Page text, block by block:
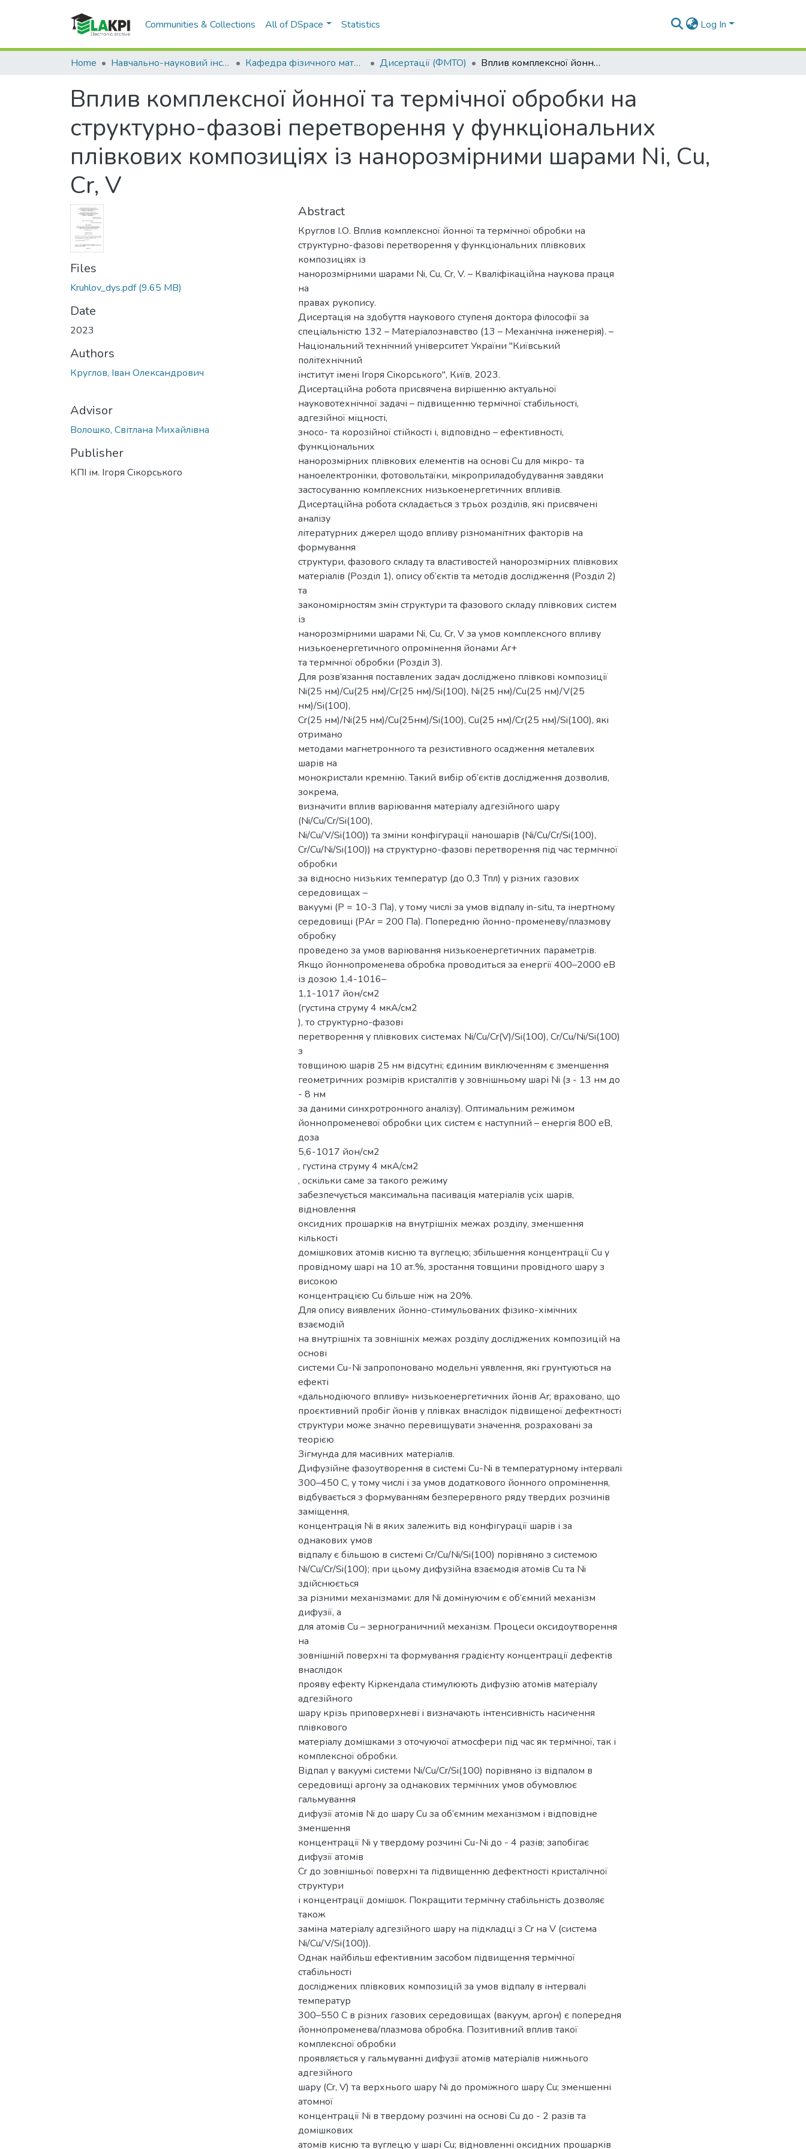
Communities & Collections All of DSpace Statistics Log In
Home Навчально-науковий інститут матеріалознавства та зварювання ім. Є.О. Патона (НН ІМЗ ім. Є.О. Патона) Кафедра фізичного матеріалознавства та термічної обробки (ФМТО) Дисертації (ФМТО) Вплив комплексної йонної та термічної обробки на структурно-фазові перетворення у функціональних плівкових композиціях із нанорозмірними шарами Ni, Cu, Cr, V
Вплив комплексної йонної та термічної обробки на
структурно-фазові перетворення у функціональних
плівкових композиціях із нанорозмірними шарами Ni, Cu,
Cr, V
Files
Kruhlov_dys.pdf(9.65 MB)
Date
2023
Authors
Круглов, Іван Олександрович
Advisor
Волошко, Світлана Михайлівна
Publisher
КПІ ім. Ігоря Сікорського
Abstract
Круглов І.О. Вплив комплексної йонної та термічної обробки на
структурно-фазові перетворення у функціональних плівкових
композиціях із
нанорозмірними шарами Ni, Cu, Cr, V. – Кваліфікаційна наукова праця
на
правах рукопису.
Дисертація на здобуття наукового ступеня доктора філософії за
спеціальністю 132 – Матеріалознавство (13 – Механічна інженерія). –
Національний технічний університет України "Київський
політехнічний
інститут імені Ігоря Сікорського", Київ, 2023.
Дисертаційна робота присвячена вирішенню актуальної
науковотехнічної задачі – підвищенню термічної стабільності,
адгезійної міцності,
зносо- та корозійної стійкості і, відповідно – ефективності,
функціональних
нанорозмірних плівкових елементів на основі Cu для мікро- та
наноелектроніки, фотовольтаїки, мікроприладобудування завдяки
застосуванню комплексних низькоенергетичних впливів.
Дисертаційна робота складається з трьох розділів, які присвячені
аналізу
літературних джерел щодо впливу різноманітних факторів на
формування
структури, фазового складу та властивостей нанорозмірних плівкових
матеріалів (Розділ 1), опису об’єктів та методів дослідження (Розділ 2)
та
закономірностям змін структури та фазового складу плівкових систем
із
нанорозмірними шарами Ni, Cu, Cr, V за умов комплексного впливу
низькоенергетичного опромінення йонами Ar+
та термічної обробки (Розділ 3).
Для розв’язання поставлених задач досліджено плівкові композиції
Ni(25 нм)/Cu(25 нм)/Cr(25 нм)/Si(100), Ni(25 нм)/Cu(25 нм)/V(25
нм)/Si(100),
Cr(25 нм)/Ni(25 нм)/Cu(25нм)/Si(100), Cu(25 нм)/Cr(25 нм)/Si(100), які
отримано
методами магнетронного та резистивного осадження металевих
шарів на
монокристали кремнію. Такий вибір об’єктів дослідження дозволив,
зокрема,
визначити вплив варіювання матеріалу адгезійного шару
(Ni/Cu/Cr/Si(100),
Ni/Cu/V/Si(100)) та зміни конфігурації наношарів (Ni/Cu/Cr/Si(100),
Cr/Cu/Ni/Si(100)) на структурно-фазові перетворення під час термічної
обробки
за відносно низьких температур (до 0,3 Тпл) у різних газових
середовищах –
вакуумі (Р = 10-3 Па), у тому числі за умов відпалу in-situ, та інертному
середовищі (РAr = 200 Па). Попередню йонно-променеву/плазмову
обробку
проведено за умов варіювання низькоенергетичних параметрів.
Якщо йоннопроменева обробка проводиться за енергії 400–2000 еВ
із дозою 1,4-1016–
1,1-1017 йон/см2
(густина струму 4 мкA/cм2
), то структурно-фазові
перетворення у плівкових системах Ni/Cu/Cr(V)/Si(100), Cr/Cu/Ni/Si(100)
з
товщиною шарів 25 нм відсутні; єдиним виключенням є зменшення
геометричних розмірів кристалітів у зовнішньому шарі Ni (з - 13 нм до
- 8 нм
за даними синхротронного аналізу). Оптимальним режимом
йоннопроменевої обробки цих систем є наступний – енергія 800 еВ,
доза
5,6-1017 йон/см2
, густина струму 4 мкA/cм2
, оскільки саме за такого режиму
забезпечується максимальна пасивація матеріалів усіх шарів,
відновлення
оксидних прошарків на внутрішніх межах розділу, зменшення
кількості
домішкових атомів кисню та вуглецю; збільшення концентрації Cu у
провідному шарі на 10 ат.%, зростання товщини провідного шару з
високою
концентрацією Cu більше ніж на 20%.
Для опису виявлених йонно-стимульованих фізико-хімічних
взаємодій
на внутрішніх та зовнішніх межах розділу досліджених композицій на
основі
системи Cu-Ni запропоновано модельні уявлення, які грунтуються на
ефекті
«дальнодіючого впливу» низькоенергетичних йонів Ar; враховано, що
проєктивний пробіг йонів у плівках внаслідок підвищеної дефектності
структури може значно перевищувати значення, розраховані за
теорією
Зігмунда для масивних матеріалів.
Дифузійне фазоутворення в системі Cu-Ni в температурному інтервалі
300–450 C, у тому числі і за умов додаткового йонного опромінення,
відбувається з формуванням безперервного ряду твердих розчинів
заміщення,
концентрація Ni в яких залежить від конфігурації шарів і за
однакових умов
відпалу є більшою в системі Cr/Cu/Ni/Si(100) порівняно з системою
Ni/Cu/Cr/Si(100); при цьому дифузійна взаємодія атомів Cu та Ni
здійснюється
за різними механізмами: для Ni домінуючим є об’ємний механізм
дифузії, а
для атомів Cu – зернограничний механізм. Процеси оксидоутворення
на
зовнішній поверхні та формування градієнту концентрації дефектів
внаслідок
прояву ефекту Кіркендала стимулюють дифузію атомів матеріалу
адгезійного
шару крізь приповерхневі і визначають інтенсивність насичення
плівкового
матеріалу домішками з оточуючої атмосфери під час як термічної, так і
комплексної обробки.
Відпал у вакуумі системи Ni/Cu/Cr/Si(100) порівняно із відпалом в
середовищі аргону за однакових термічних умов обумовлює
гальмування
дифузії атомів Ni до шару Cu за об’ємним механізмом і відповідне
зменшення
концентрації Ni у твердому розчині Cu-Ni до - 4 разів; запобігає
дифузії атомів
Cr до зовнішньої поверхні та підвищенню дефектності кристалічної
структури
і концентрації домішок. Покращити термічну стабільність дозволяє
також
заміна матеріалу адгезійного шару на підкладці з Cr на V (система
Ni/Cu/V/Si(100)).
Однак найбільш ефективним засобом підвищення термічної
стабільності
досліджених плівкових композицій за умов відпалу в інтервалі
температур
300–550 С в різних газових середовищах (вакуум, аргон) є попередня
йоннопроменева/плазмова обробка. Позитивний вплив такої
комплексної обробки
проявляється у гальмуванні дифузії атомів матеріалів нижнього
адгезійного
шару (Cr, V) та верхнього шару Ni до проміжного шару Cu; зменшенні
атомної
концентрації Ni в твердому розчині на основі Cu до - 2 разів та
домішкових
атомів кисню та вуглецю у шарі Cu; відновленні оксидних прошарків